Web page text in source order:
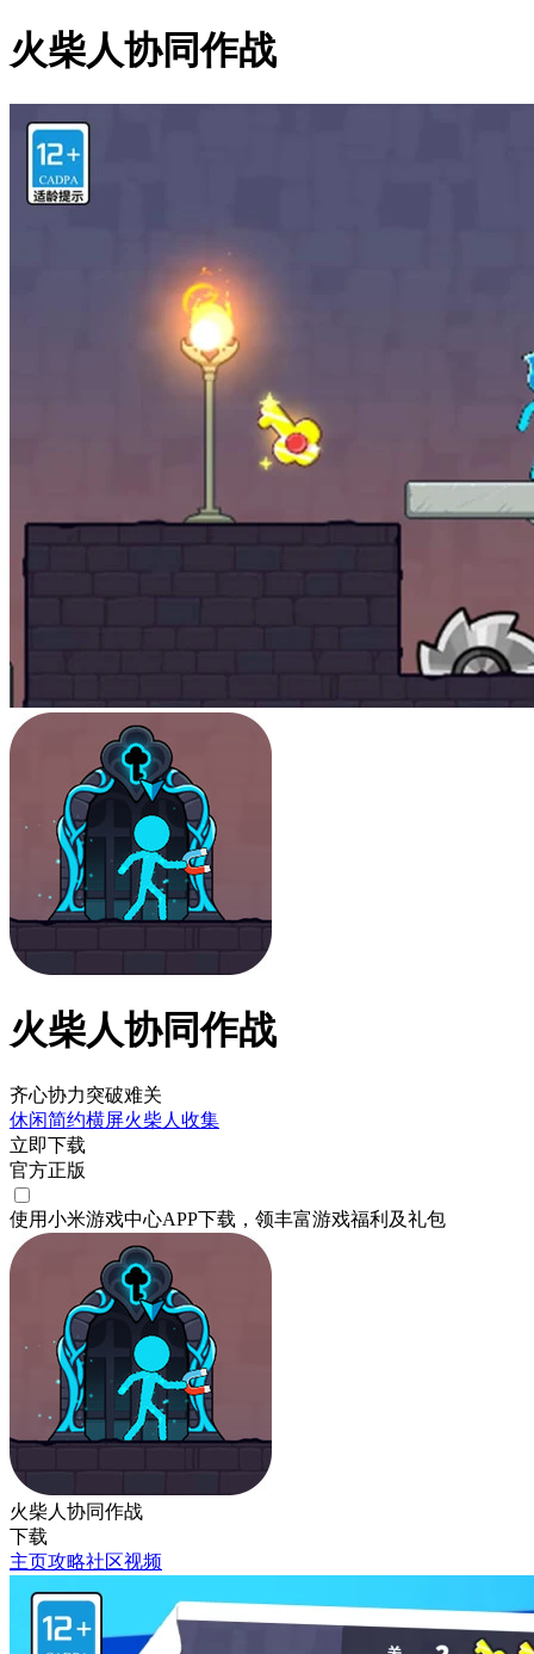
火柴人协同作战
火柴人协同作战
齐心协力突破难关
休闲简约横屏火柴人 收集
立即下载
官方正版
使用小米游戏中心APP下载 ，领丰富游戏福利 及礼包
火柴人协同作战
下载
主页攻略社区视频